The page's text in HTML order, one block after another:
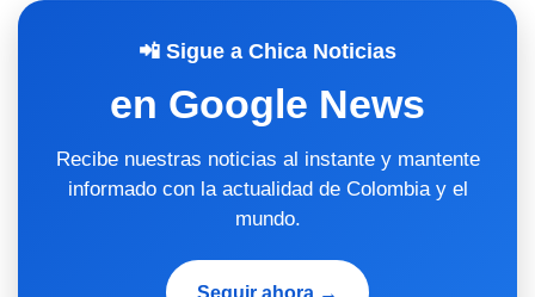
📲 Sigue a Chica Noticias
en Google News
Recibe nuestras noticias al instante y mantente
informado con la actualidad de Colombia y el
mundo.
Seguir ahora →